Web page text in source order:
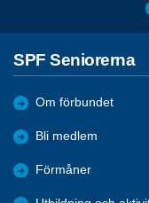
SPF Seniorerna
Om förbundet
Bli medlem
Förmåner